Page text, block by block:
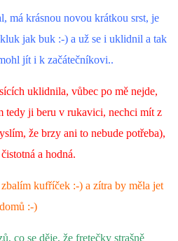
má krásnou novou krátkou srst, je
jak buk :-) a už se i uklidnil a tak
jít i k začátečníkovi..
uklidnila, vůbec po mě nejde,
tedy ji beru v rukavici, nechci mít z
že brzy ani to nebude potřeba),
a hodná.
kufříček :-) a zítra by měla jet
domů :-)
co se děje, že fretečky strašně